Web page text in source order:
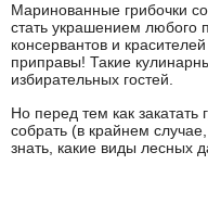
Маринованные грибочки
стать украшением любого
консервантов и
приправы! Такие
избирательных гостей.
Но перед тем как закатать
собрать (в крайнем
знать, какие виды лесных